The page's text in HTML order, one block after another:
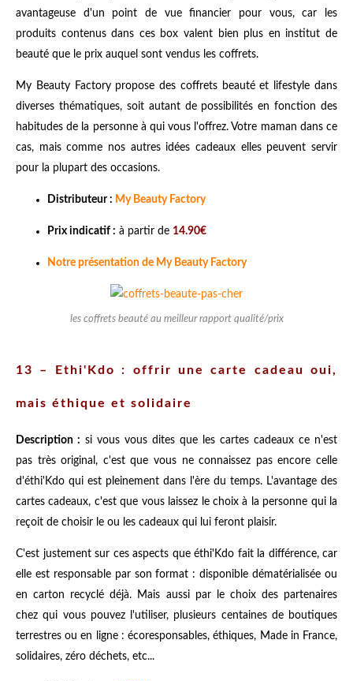
avantageuse d'un point de vue financier pour vous, car les
produits contenus dans ces box valent bien plus en institut de
beauté que le prix auquel sont vendus les coffrets.
My Beauty Factory propose des coffrets beauté et lifestyle dans
diverses thématiques, soit autant de possibilités en fonction des
habitudes de la personne à qui vous l'offrez. Votre maman dans ce
cas, mais comme nos autres idées cadeaux elles peuvent servir
pour la plupart des occasions.
Distributeur : My Beauty Factory
Prix indicatif : à partir de 14.90€
Notre présentation de My Beauty Factory
les coffrets beauté au meilleur rapport qualité/prix
13 – Ethi'Kdo : offrir une carte cadeau oui,
mais éthique et solidaire
Description : si vous vous dites que les cartes cadeaux ce n'est
pas très original, c'est que vous ne connaissez pas encore celle
d'éthi'Kdo qui est pleinement dans l'ère du temps. L'avantage des
cartes cadeaux, c'est que vous laissez le choix à la personne qui la
reçoit de choisir le ou les cadeaux qui lui feront plaisir.
C'est justement sur ces aspects que éthi'Kdo fait la différence, car
elle est responsable par son format : disponible dématérialisée ou
en carton recyclé déjà. Mais aussi par le choix des partenaires
chez qui vous pouvez l'utiliser, plusieurs centaines de boutiques
terrestres ou en ligne : écoresponsables, éthiques, Made in France,
solidaires, zéro déchets, etc...